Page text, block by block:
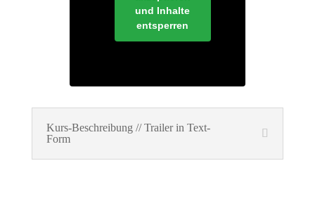
und Inhalte
entsperren
Kurs-Beschreibung // Trailer in Text-
Form